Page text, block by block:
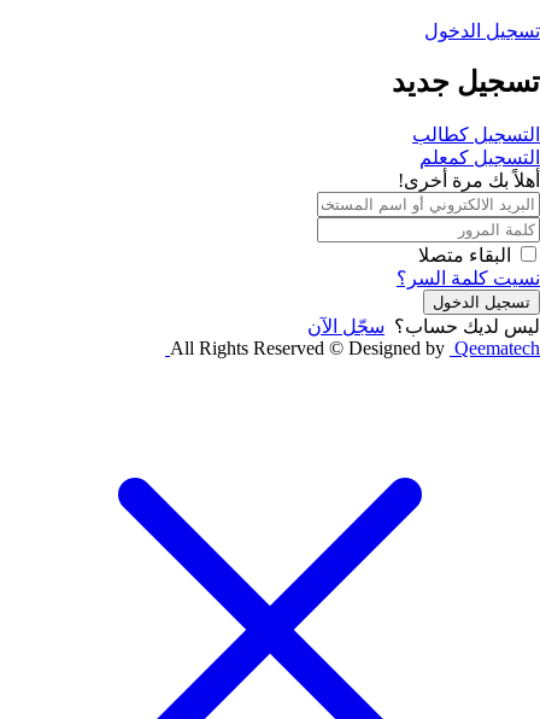
تسجيل الدخول
تسجيل جديد
التسجيل كطالب
التسجيل كمعلم
أهلاً بك مرة أخرى!
البقاء متصلا
نسيت كلمة السر؟
تسجيل الدخول
ليس لديك حساب؟ سجّل الآن
All Rights Reserved © Designed by Qeematech